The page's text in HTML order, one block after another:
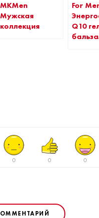
MKMen
Мужская
коллекция
For
Q10
0 0 0